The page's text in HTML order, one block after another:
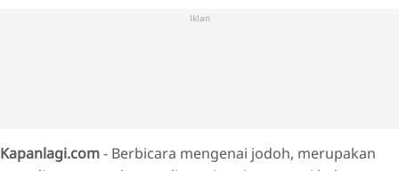
Iklan
Kapanlagi.com- Berbicara mengenai jodoh, merupakan